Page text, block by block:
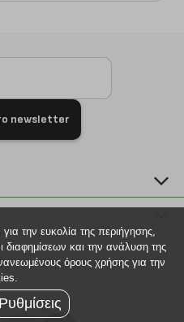
newsletter
την ευκολία της περιήγησης,
διαφημίσεων και την ανάλυση της
όρους χρήσης για την
Ρυθμίσεις